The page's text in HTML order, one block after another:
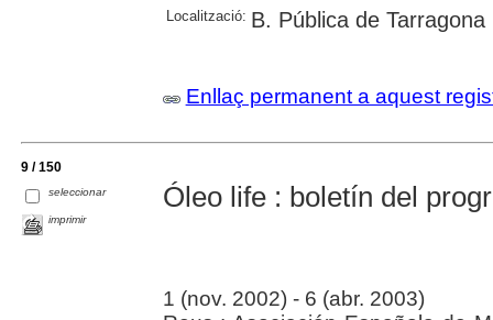
Localització: B. Pública de Tarragona
Enllaç permanent a aquest
9 / 150
seleccionar
imprimir
Óleo life : boletín del
1 (nov. 2002) - 6 (abr. 2003)